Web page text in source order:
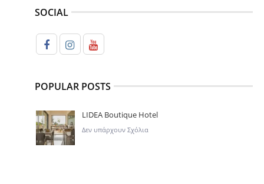
SOCIAL
POPULAR POSTS
LIDEA Boutique Hotel
Δεν υπάρχουν Σχόλια